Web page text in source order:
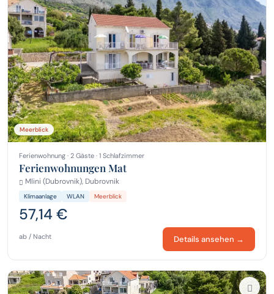
Meerblick
Ferienwohnung · 2 Gäste · 1 Schlafzimmer
Ferienwohnungen Mat
Mlini (Dubrovnik), Dubrovnik
Klimaanlage WLAN Meerblick
57,14 €
ab / Nacht Details ansehen →